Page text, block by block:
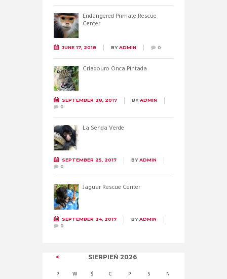
Endangered Primate Rescue
Center
JUNE 17, 2018 BYADMIN 0
Criadouro Onca Pintada
SEPTEMBER 28, 2017 BYADMIN
0
La Senda Verde
SEPTEMBER 25, 2017 BYADMIN
0
Jaguar Rescue Center
SEPTEMBER 24, 2017 BYADMIN
0
SIERPIEŃ 2026
P W Ś C P S N